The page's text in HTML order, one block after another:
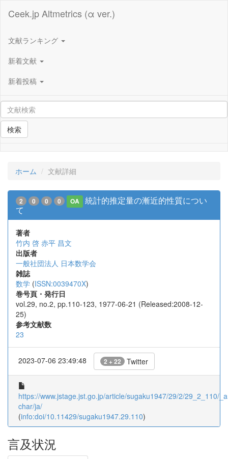
Ceek.jp Altmetrics (α ver.)
文献ランキング
新着文献
新着投稿
検索
ホーム 文献詳細
2 0 0 0 OA
統計的推定量の漸近的性質につい
て
著者
竹内 啓 赤平 昌文
出版者
一般社団法人 日本数学会
雑誌
数学 (ISSN:0039470X)
巻号頁・発行日
vol.29, no.2, pp.110-123, 1977-06-21 (Released:2008-12-
25)
参考文献数
23
2023-07-06 23:49:48 2 + 22 Twitter
https://www.jstage.jst.go.jp/article/sugaku1947/29/2/29_2_110/
char/ja/
(info:doi/10.11429/sugaku1947.29.110)
言及状況